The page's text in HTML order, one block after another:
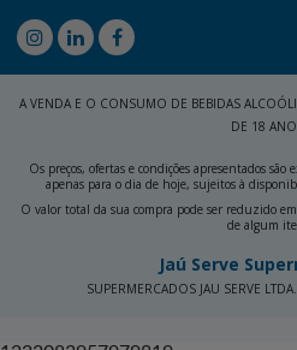
A VENDA E O CONSUMO DE BEBIDAS
DE 18
Os preços, ofertas e condições apresentados
apenas para o dia de hoje, sujeitos à
O valor total da sua compra pode ser reduzido
de algum
Jaú Serve
SUPERMERCADOS JAU SERVE